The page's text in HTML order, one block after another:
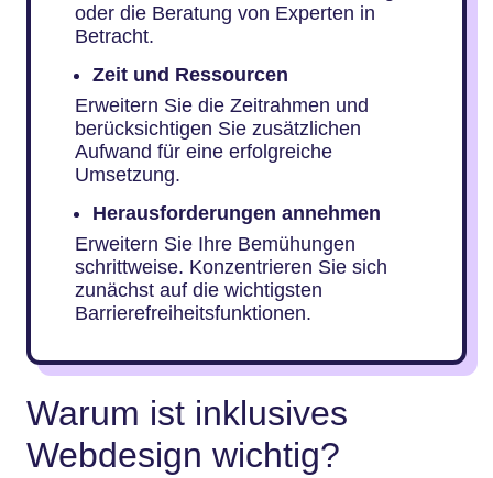
oder die Beratung von Experten in
Betracht.
Zeit und Ressourcen
Erweitern Sie die Zeitrahmen und
berücksichtigen Sie zusätzlichen
Aufwand für eine erfolgreiche
Umsetzung.
Herausforderungen annehmen
Erweitern Sie Ihre Bemühungen
schrittweise. Konzentrieren Sie sich
zunächst auf die wichtigsten
Barrierefreiheitsfunktionen.
Warum ist inklusives
Webdesign wichtig?